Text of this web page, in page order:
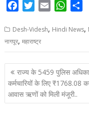
c
e
b
o
o
k
T
i
t
t
e
r
a
l
W
a
s
A
p
p
a
e
Desh-Videsh, Hindi News,
नागपूर,महाराष्ट्र
P
o
s
राज्य के 5459 पुलिस
कर्मचारियों के लिए ₹1768.08
आवास ऋणों को मिली मंजूरी..